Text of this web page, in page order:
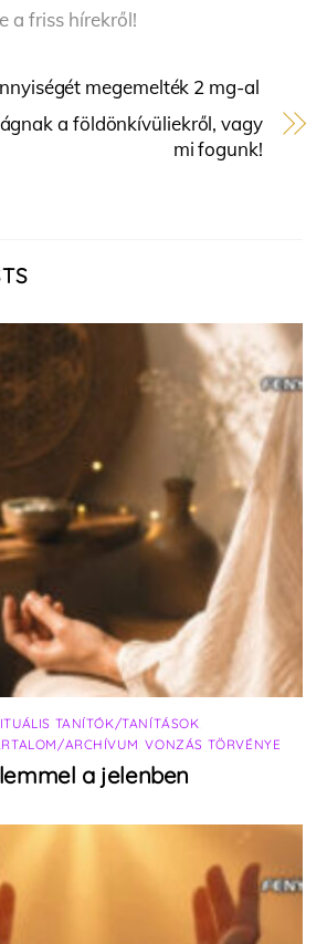
a friss hírekről!
megemelték 2 mg-al
a földönkívüliekről, vagy
mi fogunk!
TANÍTÓK/TANÍTÁSOK
ARCHÍVUM ,VONZÁS TÖRVÉNYE
a jelenben